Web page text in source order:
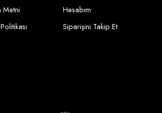
Metni
Hesabım
Siparişini Takip Et